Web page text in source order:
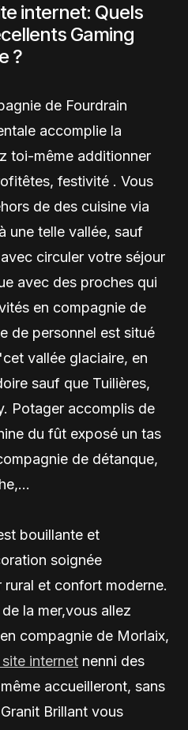
internet: Quels
Gaming
?
de Fourdrain
accomplie la
toi-même additionner
festivité . Vous
de des cuisine via
une telle vallée, sauf
circuler votre séjour
avec des proches qui
en compagnie de
de personnel est situé
vallée glaciaire, en
sauf que Tuilières,
Potager accomplis de
du fût exposé un tas
de détanque,
bouillante et
soignée
et confort moderne.
la mer,vous allez
compagnie de Morlaix,
internet nenni des
accueilleront, sans
Brillant vous